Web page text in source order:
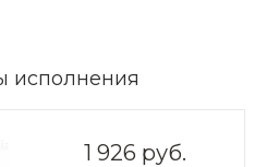
исполнения
1 926 руб.